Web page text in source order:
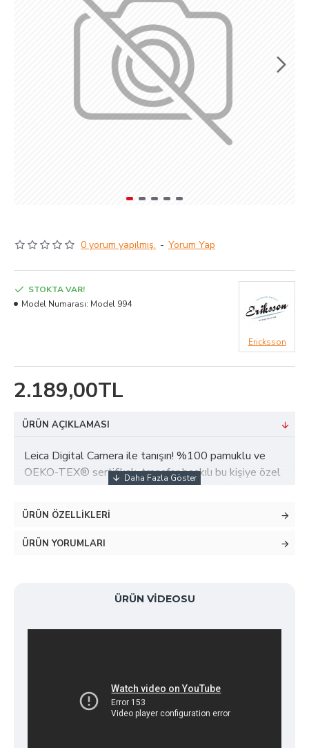
0 yorum yapılmış. - Yorum Yap
2.189,00TL
STOKTA VAR!
Model Numarası: Model 994
Ericksson
ÜRÜN AÇIKLAMASI
Leica Digital Camera ile tanışın! %100 pamuklu ve
OEKO-TEX® sertifikalı, transfer baskılı bu kişiye özel
, Morivo Tekstil’in deneyimli üretimiyle sağlıklı,
konforlu ve dayanıklıdır. İster isim, ister tarih ekleyin;
sevdiklerinize unutulmaz bir hediye sunun. İlk anları
güvenle ve şıklıkla karşılayın!
ÜRÜN ÖZELLIKLERI
ÜRÜN YORUMLARI
ÜRÜN VIDEOSU